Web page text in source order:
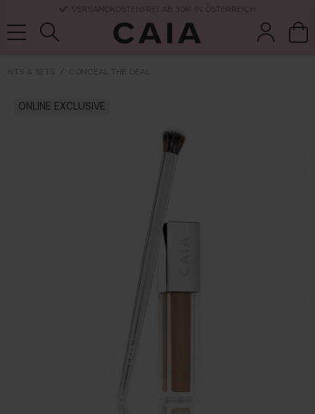
VERSANDKOSTENFREI AB 30€ IN ÖSTERREICH
KITS & SETS CONCEAL THE DEAL
ONLINE EXCLUSIVE
parfüm